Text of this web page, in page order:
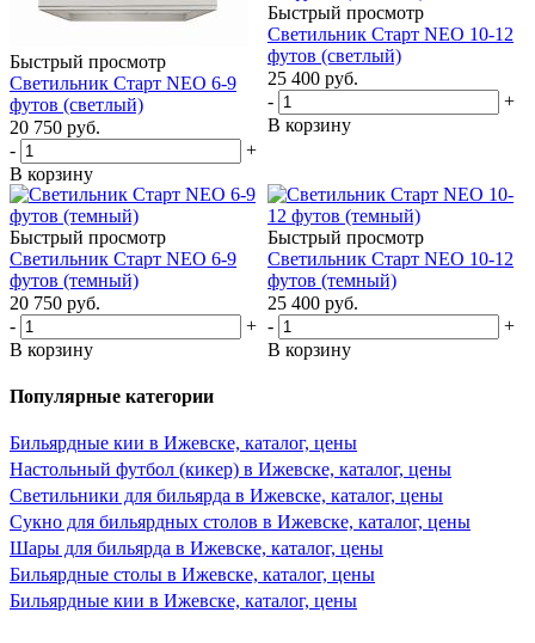
Быстрый просмотр
Светильник Старт NEO 6-9
футов (светлый)
20 750 руб.
-
+
В корзину
Быстрый просмотр
Светильник Старт NEO 10-12
футов (светлый)
25 400 руб.
-
+
В корзину
Быстрый просмотр
Светильник Старт NEO 6-9
футов (темный)
20 750 руб.
-
+
В корзину
Быстрый просмотр
Светильник Старт NEO 10-12
футов (темный)
25 400 руб.
-
+
В корзину
Популярные категории
Бильярдные кии в Ижевске, каталог, цены
Настольный футбол (кикер) в Ижевске, каталог, цены
Светильники для бильярда в Ижевске, каталог, цены
Сукно для бильярдных столов в Ижевске, каталог, цены
Шары для бильярда в Ижевске, каталог, цены
Бильярдные столы в Ижевске, каталог, цены
Бильярдные кии в Ижевске, каталог, цены